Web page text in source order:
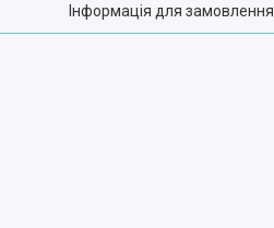
Інформація для замовлення